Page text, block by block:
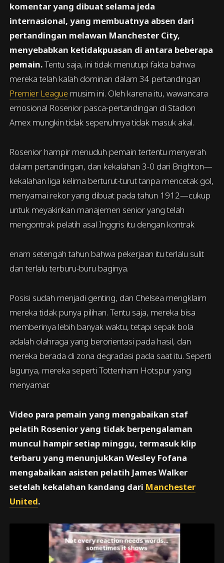
komentar yang dibuat selama jeda
internasional, yang membuatnya absen dari
pertandingan melawan Manchester City,
menyebabkan ketidakpuasan di antara beberapa
pemain.Tentu saja, ini tidak menutupi fakta bahwa
mereka telah kalah dominan dalam 34 pertandingan
Premier League musim ini. Oleh karena itu, wawancara
emosional Rosenior pasca-pertandingan di Stadion
Amex mungkin tidak sepenuhnya tidak masuk akal.
Rosenior hampir menuduh pemain tertentu menyerah
dalam pertandingan, dan kekalahan 3-0 dari Brighton—
kekalahan liga kelima berturut-turut tanpa mencetak gol,
menyamai rekor yang dibuat pada tahun 1912—cukup
untuk meyakinkan manajemen senior yang telah
mengontrak pelatih asal Inggris itu dengan kontrak
enam setengah tahun bahwa pekerjaan itu terlalu sulit
dan terlalu terburu-buru baginya.
Posisi sudah menjadi genting, dan Chelsea mengklaim
mereka tidak punya pilihan. Tentu saja, mereka bisa
memberinya lebih banyak waktu, tetapi sepak bola
adalah olahraga yang berorientasi pada hasil, dan
mereka berada di zona degradasi pada saat itu. Seperti
lagunya, mereka seperti Tottenham Hotspur yang
menyamar.
Video para pemain yang mengabaikan staf
pelatih Rosenior yang tidak berpengalaman
muncul hampir setiap minggu, termasuk klip
terbaru yang menunjukkan Wesley Fofana
mengabaikan asisten pelatih James Walker
setelah kekalahan kandang dari Manchester
United.